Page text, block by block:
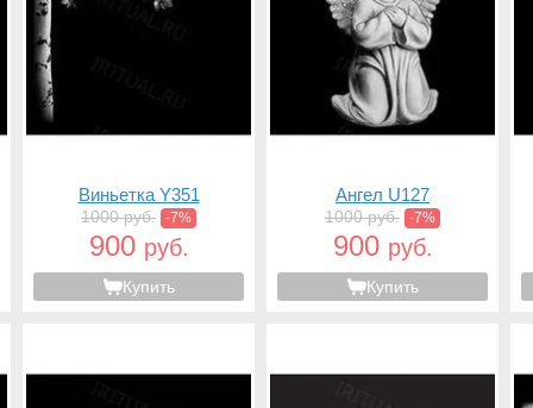
Виньетка Y351
1000 руб. -7%
900 руб.
Купить
Ангел U127
1000 руб. -7%
900 руб.
Купить